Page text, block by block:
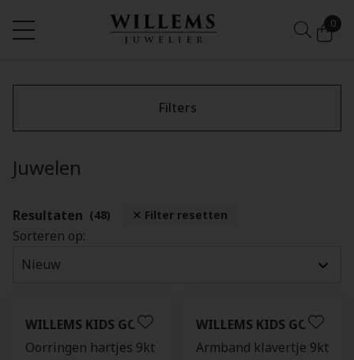
0
Filters
Juwelen
Resultaten (48) Filter resetten
Sorteren op:
WILLEMS KIDS GOLD
Oorringen hartjes 9kt
WILLEMS KIDS GOLD
Armband klavertje 9kt